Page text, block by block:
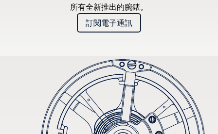
所有全新推出的腕錶。
訂閱電子通訊